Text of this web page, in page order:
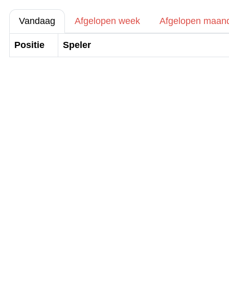
Vandaag Afgelopen week Afgelopen
Positie Speler